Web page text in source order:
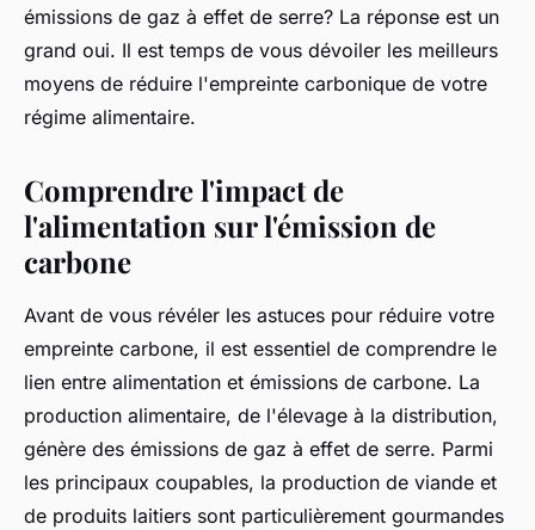
émissions de gaz à effet de serre? La réponse est un
grand oui. Il est temps de vous dévoiler les meilleurs
moyens de réduire l'empreinte carbonique de votre
régime alimentaire.
Comprendre l'impact de
l'alimentation sur l'émission de
carbone
Avant de vous révéler les astuces pour réduire votre
empreinte carbone, il est essentiel de comprendre le
lien entre alimentation et émissions de carbone. La
production alimentaire, de l'élevage à la distribution,
génère des émissions de gaz à effet de serre. Parmi
les principaux coupables, la production de viande et
de produits laitiers sont particulièrement gourmandes